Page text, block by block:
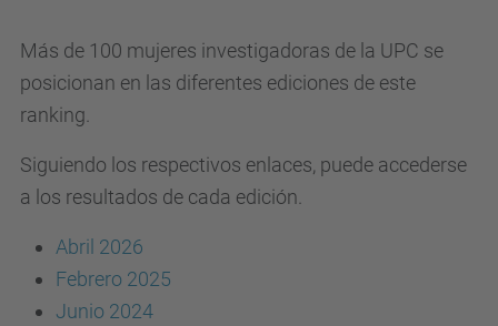
Más de 100 mujeres investigadoras de la UPC se
posicionan en las diferentes ediciones de este
ranking.
Siguiendo los respectivos enlaces, puede accederse
a los resultados de cada edición.
Abril 2026
Febrero 2025
Junio 2024